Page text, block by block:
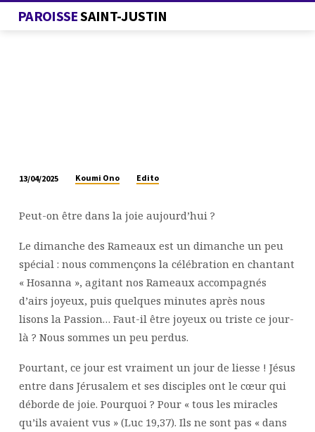
PAROISSESAINT-JUSTIN
JOIE
TRISTESSE ?
13/04/2025 Koumi Ono Edito
Peut-on être dans la joie aujourd’hui ?
Le dimanche des Rameaux est un dimanche un peu
spécial : nous commençons la célébration en chantant
« Hosanna », agitant nos Rameaux accompagnés
d’airs joyeux, puis quelques minutes après nous
lisons la Passion… Faut-il être joyeux ou triste ce jour-
là ? Nous sommes un peu perdus.
Pourtant, ce jour est vraiment un jour de liesse ! Jésus
entre dans Jérusalem et ses disciples ont le cœur qui
déborde de joie. Pourquoi ? Pour « tous les miracles
qu’ils avaient vus » (Luc 19,37). Ils ne sont pas « dans